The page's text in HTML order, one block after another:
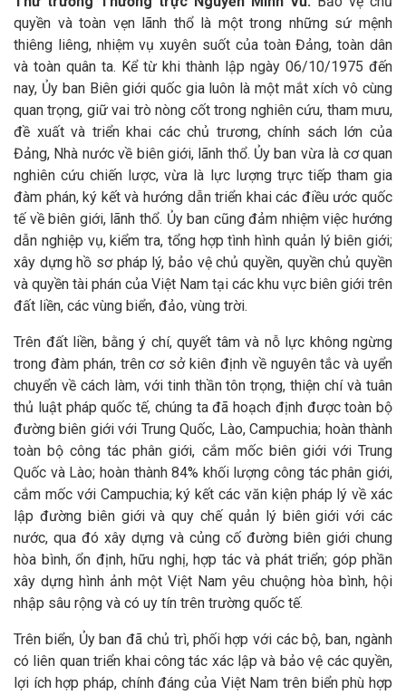
quyền và toàn vẹn lãnh thổ là một trong những sứ mệnh
thiêng liêng, nhiệm vụ xuyên suốt của toàn Đảng, toàn dân
và toàn quân ta. Kể từ khi thành lập ngày 06/10/1975 đến
nay, Ủy ban Biên giới quốc gia luôn là một mắt xích vô cùng
quan trọng, giữ vai trò nòng cốt trong nghiên cứu, tham mưu,
đề xuất và triển khai các chủ trương, chính sách lớn của
Đảng, Nhà nước về biên giới, lãnh thổ. Ủy ban vừa là cơ quan
nghiên cứu chiến lược, vừa là lực lượng trực tiếp tham gia
đàm phán, ký kết và hướng dẫn triển khai các điều ước quốc
tế về biên giới, lãnh thổ. Ủy ban cũng đảm nhiệm việc hướng
dẫn nghiệp vụ, kiểm tra, tổng hợp tình hình quản lý biên giới;
xây dựng hồ sơ pháp lý, bảo vệ chủ quyền, quyền chủ quyền
và quyền tài phán của Việt Nam tại các khu vực biên giới trên
đất liền, các vùng biển, đảo, vùng trời.
Trên đất liền, bằng ý chí, quyết tâm và nỗ lực không ngừng
trong đàm phán, trên cơ sở kiên định về nguyên tắc và uyển
chuyển về cách làm, với tinh thần tôn trọng, thiện chí và tuân
thủ luật pháp quốc tế, chúng ta đã hoạch định được toàn bộ
đường biên giới với Trung Quốc, Lào, Campuchia; hoàn thành
toàn bộ công tác phân giới, cắm mốc biên giới với Trung
Quốc và Lào; hoàn thành 84% khối lượng công tác phân giới,
cắm mốc với Campuchia; ký kết các văn kiện pháp lý về xác
lập đường biên giới và quy chế quản lý biên giới với các
nước, qua đó xây dựng và củng cố đường biên giới chung
hòa bình, ổn định, hữu nghị, hợp tác và phát triển; góp phần
xây dựng hình ảnh một Việt Nam yêu chuộng hòa bình, hội
nhập sâu rộng và có uy tín trên trường quốc tế.
Trên biển, Ủy ban đã chủ trì, phối hợp với các bộ, ban, ngành
có liên quan triển khai công tác xác lập và bảo vệ các quyền,
lợi ích hợp pháp, chính đáng của Việt Nam trên biển phù hợp